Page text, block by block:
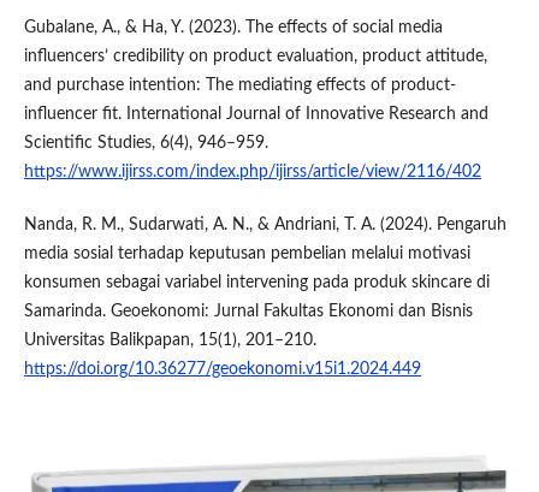
Gubalane, A., & Ha, Y. (2023). The effects of social media
influencers’ credibility on product evaluation, product attitude,
and purchase intention: The mediating effects of product-
influencer fit. International Journal of Innovative Research and
Scientific Studies, 6(4), 946–959.
https://www.ijirss.com/index.php/ijirss/article/view/2116/402
Nanda, R. M., Sudarwati, A. N., & Andriani, T. A. (2024). Pengaruh
media sosial terhadap keputusan pembelian melalui motivasi
konsumen sebagai variabel intervening pada produk skincare di
Samarinda. Geoekonomi: Jurnal Fakultas Ekonomi dan Bisnis
Universitas Balikpapan, 15(1), 201–210.
https://doi.org/10.36277/geoekonomi.v15i1.2024.449